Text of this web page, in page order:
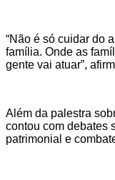
“Não é só cuidar do
família. Onde as
gente vai atuar”,
Além da palestra
contou com debates
patrimonial e